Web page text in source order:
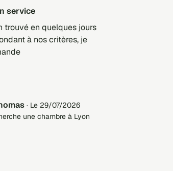
service
trouvé en quelques jours
à nos critères, je
· Le 29/07/2026
une chambre à Lyon